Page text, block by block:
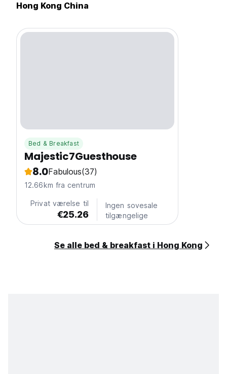
Hong Kong China
Bed & Breakfast
Majestic7Guesthouse
8.0Fabulous(37)
12.66km fra centrum
Privat værelse til
€25.26
Ingen sovesale
tilgængelige
Se alle bed & breakfast i Hong Kong